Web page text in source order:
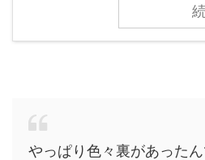
やっぱり色々裏があったん